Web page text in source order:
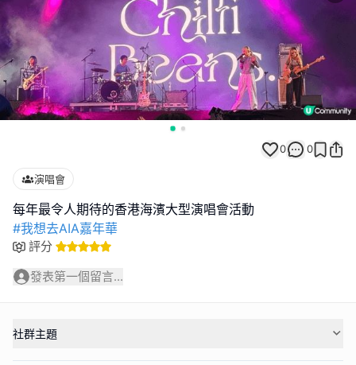
0 0
演唱會
#我想去AIA嘉年華
評分
發表第一個留言...
社群主題